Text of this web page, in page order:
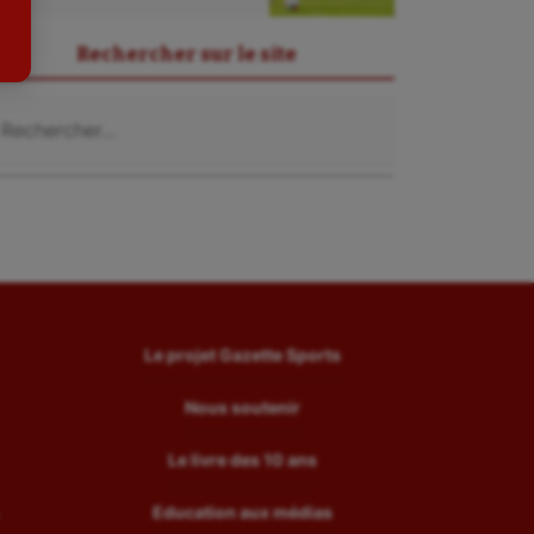
Tir à l'arc
Water-polo
Rechercher sur le site
Le projet Gazette Sports
Nous soutenir
Le livre des 10 ans
Education aux médias